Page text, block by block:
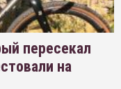
пересекал
на